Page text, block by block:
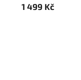
1 499 Kč